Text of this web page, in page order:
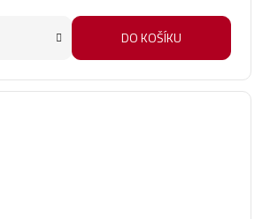
DO KOŠÍKU